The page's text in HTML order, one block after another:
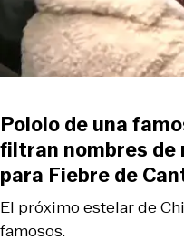
El próximo estelar de
famosos.
Pololo de una
filtran nombres de
para Fiebre de